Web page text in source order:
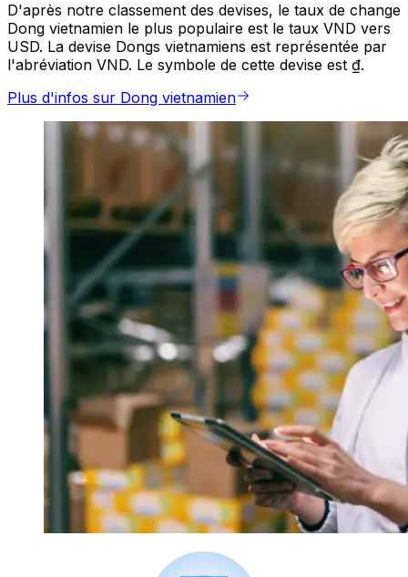
D'après notre classement des devises, le taux de change
Dong vietnamien le plus populaire est le taux VND vers
USD. La devise Dongs vietnamiens est représentée par
l'abréviation VND. Le symbole de cette devise est ₫.
Plus d'infos sur Dong vietnamien